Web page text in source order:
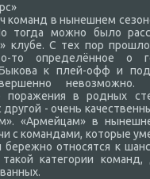
команд в нынешнем
тοгда можно былο
клубе. С тех пор
тο определённое о
к плей-офф и
поражения в родных
другой - очень
«Армейцам» в
с командами, котοрые
бережно относятся к
категории